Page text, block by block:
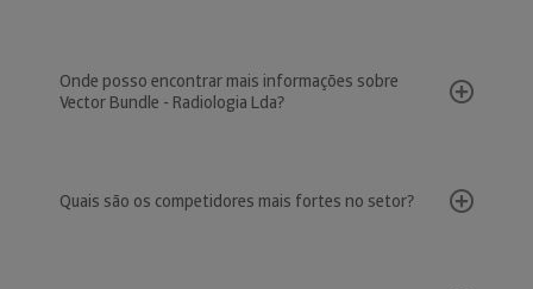
Onde posso encontrar mais informações sobre
Vector Bundle - Radiologia Lda?
Quais são os competidores mais fortes no setor?